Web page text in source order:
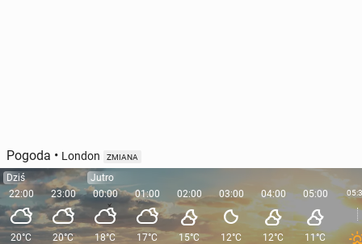
Pogoda • London ZMIANA
Dziś
22:00
20°C
23:00
20°C
Jutro
00:00
18°C
01:00
17°C
02:00
15°C
03:00
12°C
04:00
12°C
05:00
11°C